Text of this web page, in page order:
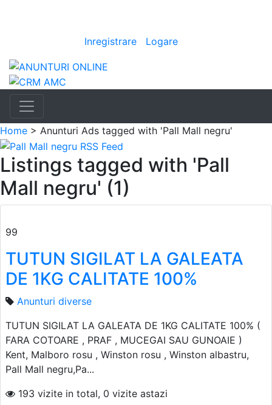
Inregistrare Logare
Home > Anunturi Ads tagged with 'Pall Mall negru'
Listings tagged with 'Pall
Mall negru' (1)
99
TUTUN SIGILAT LA GALEATA
DE 1KG CALITATE 100%
Anunturi diverse
TUTUN SIGILAT LA GALEATA DE 1KG CALITATE 100% (
FARA COTOARE , PRAF , MUCEGAI SAU GUNOAIE )
Kent, Malboro rosu , Winston rosu , Winston albastru,
Pall Mall negru,Pa...
193 vizite in total, 0 vizite astazi